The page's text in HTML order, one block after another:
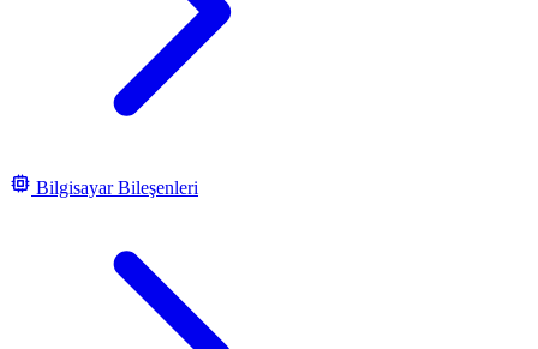
Bilgisayar Bileşenleri